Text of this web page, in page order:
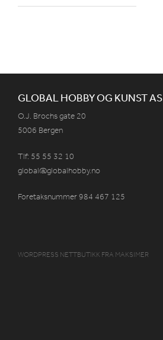
GLOBAL HOBBY OG KUNST AS
O.J. Brochs gate 20
5006 Bergen
Tlf: 55 55 32 10
global@globalhobby.no
Foretaksnummer 984 467 125
WORDPRESS NETTBUTIKK FRA MAKSIMER